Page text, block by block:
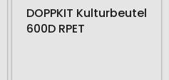
DOPPKIT Kulturbeutel
600D RPET